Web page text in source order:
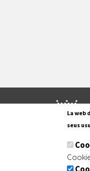
La web
seus